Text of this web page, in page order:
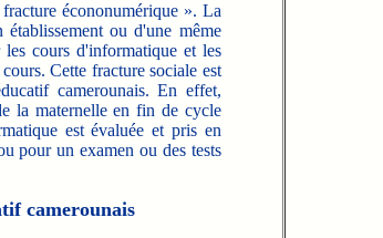
écononumérique ». La
ou d'une même
les cours d'informatique et les
Cette fracture sociale est
camerounais. En effet,
la maternelle en fin de cycle
est évaluée et pris en
pour un examen ou des tests
camerounais